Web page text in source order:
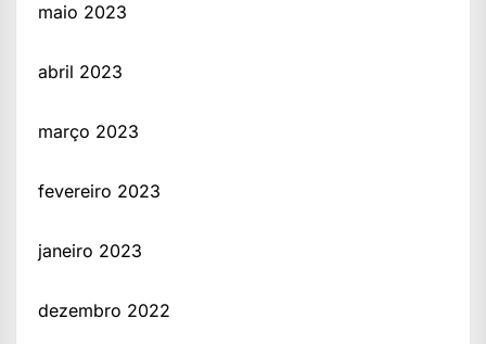
maio 2023
abril 2023
março 2023
fevereiro 2023
janeiro 2023
dezembro 2022